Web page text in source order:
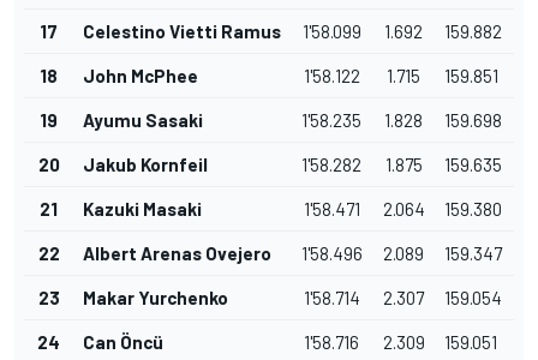
17 Celestino Vietti Ramus 1'58.099 1.692 159.882
18 John McPhee 1'58.122 1.715 159.851
19 Ayumu Sasaki 1'58.235 1.828 159.698
20 Jakub Kornfeil 1'58.282 1.875 159.635
21 Kazuki Masaki 1'58.471 2.064 159.380
22 Albert Arenas Ovejero 1'58.496 2.089 159.347
23 Makar Yurchenko 1'58.714 2.307 159.054
24 Can Öncü 1'58.716 2.309 159.051